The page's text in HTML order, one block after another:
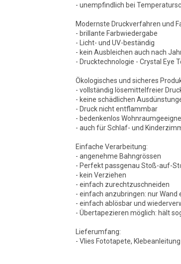
- unempfindlich bei
Modernste Druckverfahren und
- brillante Farbwiedergabe
- Licht- und UV-beständig
- kein Ausbleichen auch nach
- Drucktechnologie - Crystal Eye
Ökologisches und sicheres
- vollständig lösemittelfreier
- keine schädlichen
- Druck nicht entflammbar
- bedenkenlos
- auch für Schlaf- und
Einfache Verarbeitung:
- angenehme Bahngrössen
- Perfekt passgenau Stoß-auf-
- kein Verziehen
- einfach zurechtzuschneiden
- einfach anzubringen: nur
- einfach ablösbar und
- Übertapezieren möglich: hält
Lieferumfang:
- Vlies Fototapete, Klebeanleitung